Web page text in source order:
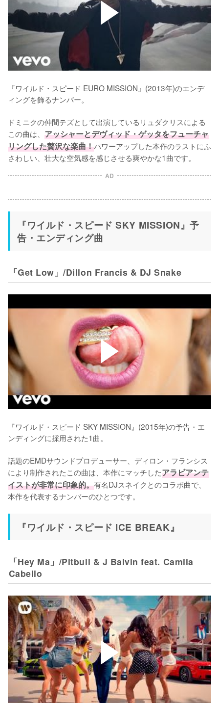
『ワイルド・スピード EURO MISSION』(2013年)のエンデ
ィングを飾るナンバー。
ドミニクの仲間テズとして出演しているリュダクリスによる
この曲は、 アッシャーとデヴィッド・ゲッタをフューチャ
リングした贅沢な楽曲！パワーアップした本作のラストにふ
さわしい、壮大な空気感を感じさせる爽やかな1曲です。
AD
『ワイルド・スピード SKY MISSION』予
告・エンディング曲
「Get Low」/Dillon Francis & DJ Snake
『ワイルド・スピード SKY MISSION』(2015年)の予告・エ
ンディングに採用された1曲。
話題のEMDサウンドプロデューサー、ディロン・フランシス
により制作されたこの曲は、本作にマッチしたアラビアンテ
イストが非常に印象的。有名DJスネイクとのコラボ曲で、
本作を代表するナンバーのひとつです。
『ワイルド・スピード ICE BREAK』
「Hey Ma」/Pitbull & J Balvin feat. Camila
Cabello